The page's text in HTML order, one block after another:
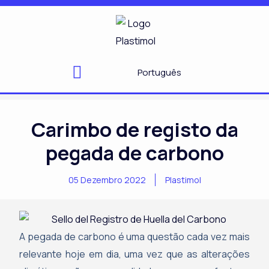
Skip
Português
Carimbo de registo da
pegada de carbono
05 Dezembro 2022 Plastimol
A pegada de carbono é uma questão cada vez mais
relevante hoje em dia, uma vez que as alterações